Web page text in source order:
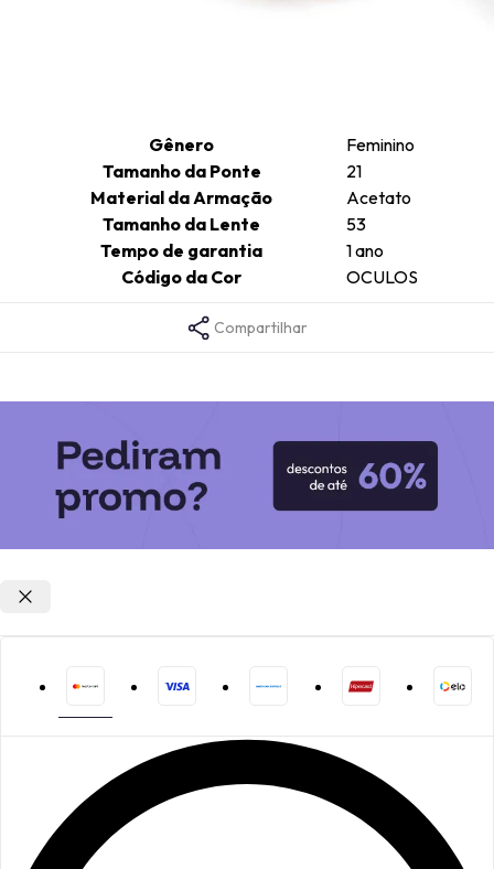
Gênero
Feminino
Tamanho da Ponte
21
Material da Armação
Acetato
Tamanho da Lente
53
Tempo de garantia
1 ano
Código da Cor
OCULOS
Compartilhar